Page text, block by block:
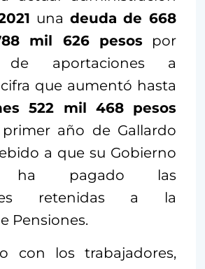
una deuda de 668
mil 626 pesos por
de aportaciones a
que aumentó hasta
522 mil 468 pesos
año de Gallardo
a que su Gobierno
ha pagado las
retenidas a la
Pensiones.
con los trabajadores,